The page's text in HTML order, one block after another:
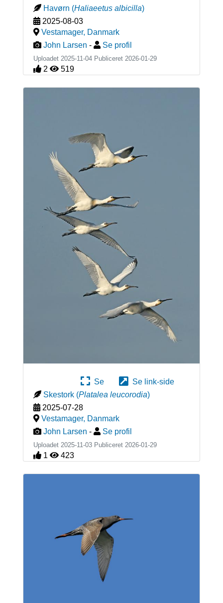
Havørn (Haliaeetus albicilla)
2025-08-03
Vestamager, Danmark
John Larsen - Se profil
Uploadet 2025-11-04 Publiceret 2026-01-29
2 519
Se
Se link-side
Skestork (Platalea leucorodia)
2025-07-28
Vestamager, Danmark
John Larsen - Se profil
Uploadet 2025-11-03 Publiceret 2026-01-29
1 423